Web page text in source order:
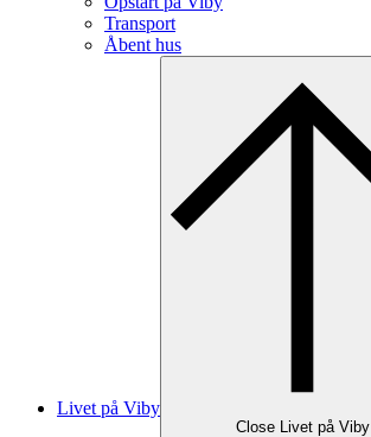
Transport
Åbent hus
Livet på Viby
Close Livet på Viby